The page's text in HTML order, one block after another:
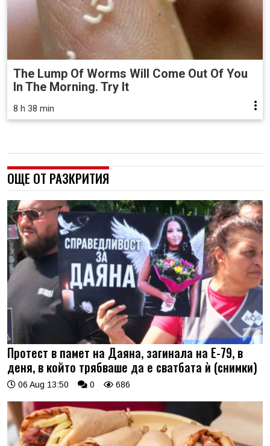
The Lump Of Worms Will Come Out Of You
In The Morning. Try It
8 h 38 min
ОЩЕ ОТ РАЗКРИТИЯ
Протест в памет на Даяна, загинала на Е-79, в
деня, в който трябваше да е сватбата ѝ (снимки)
06 Aug 13:50 0 686